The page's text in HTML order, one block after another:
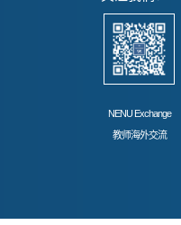
NENU Exchange
教师海外交流